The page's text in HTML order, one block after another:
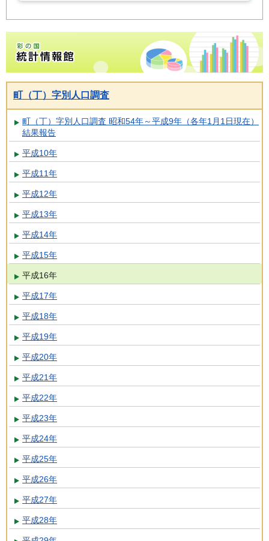
彩の国統計情報館トップページ
町（丁）字別人口調査
町（丁）字別人口調査 昭和54年～平成9年（各年1月1日現在）
結果報告
平成10年
平成11年
平成12年
平成13年
平成14年
平成15年
平成16年
平成17年
平成18年
平成19年
平成20年
平成21年
平成22年
平成23年
平成24年
平成25年
平成26年
平成27年
平成28年